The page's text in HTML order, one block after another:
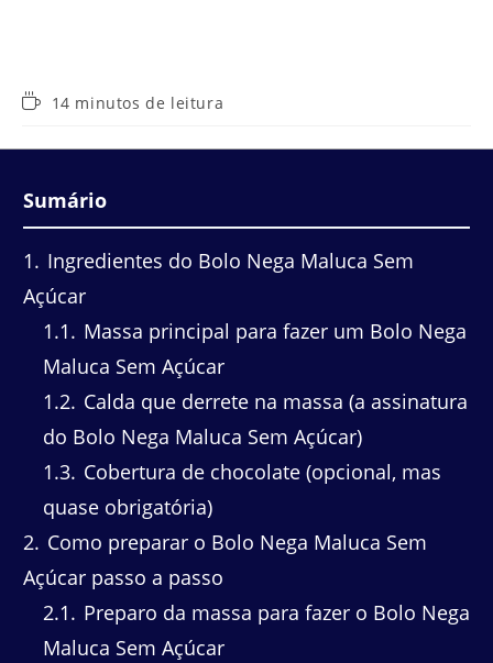
Tempo
leitura:
14 minutos de leitura
Sumário
1
Ingredientes do Bolo Nega Maluca Sem
Açúcar
1.1
Massa principal para fazer um Bolo Nega
Maluca Sem Açúcar
1.2 Calda que derrete na massa (a assinatura
do Bolo Nega Maluca Sem Açúcar)
1.3 Cobertura de chocolate (opcional, mas
quase obrigatória)
2 Como preparar o Bolo Nega Maluca Sem
Açúcar passo a passo
2.1
Preparo da massa para fazer o Bolo Nega
Maluca Sem Açúcar